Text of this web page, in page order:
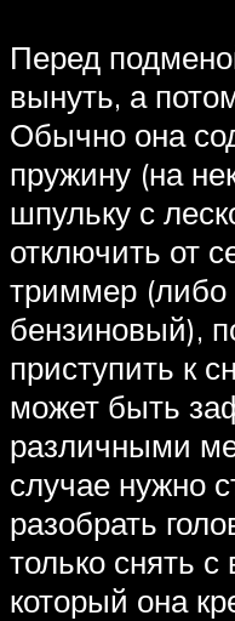
Перед
вынуть, а
Обычно она
пружину (на
шпульку с
отключить от
триммер (либо
бензиновый),
приступить к
может быть
различными
случае нужно
разобрать
только снять с
который она